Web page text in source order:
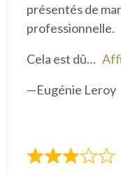
présentés de
professionnelle.
Cela est dû
Eugénie Leroy
N